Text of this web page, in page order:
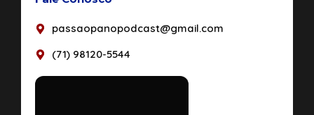
passaopanopodcast@gmail.com
(71) 98120-5544